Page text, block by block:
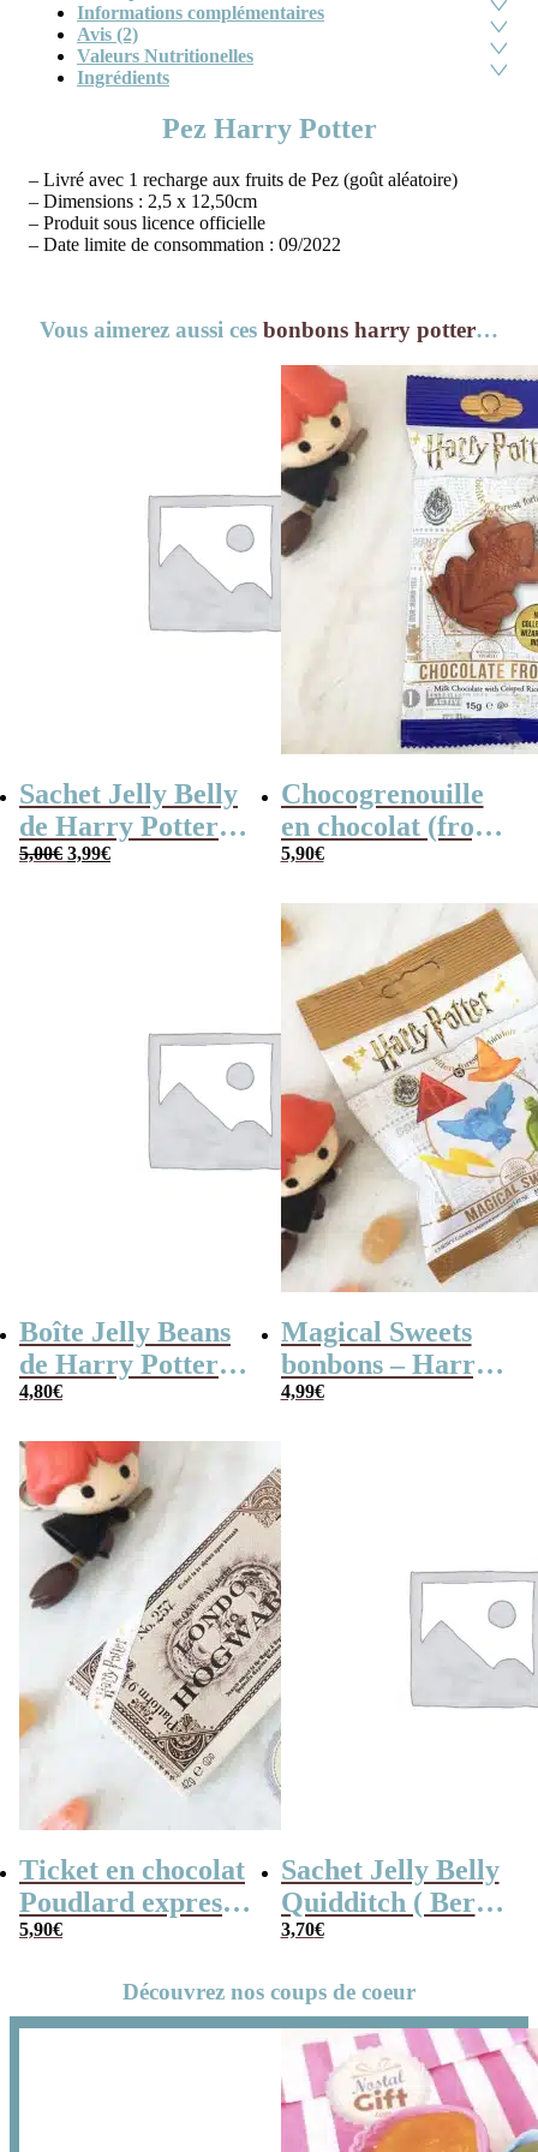
Informations complémentaires
Avis (2)
Valeurs Nutritionelles
Ingrédients
Pez Harry Potter
– Livré avec 1 recharge aux fruits de Pez (goût aléatoire)
– Dimensions : 2,5 x 12,50cm
– Produit sous licence officielle
– Date limite de consommation : 09/2022
Vous aimerez aussi ces bonbons harry potter…
Sachet Jelly Belly
de Harry Potter (
Bertie Bott’s
5,00€ Le
3,99€Le
Chocogrenouille
en chocolat (frog)
Harry Potter
5,90€
Boîte Jelly Beans
de Harry Potter
(Bertie Beans) –
4,80€
Magical Sweets
bonbons – Harry
Potter
4,99€
Ticket en chocolat
Poudlard express
– Harry potter
5,90€
Sachet Jelly Belly
Quidditch ( Bertie
Bott’s Beans ) –
3,70€
Découvrez nos coups de coeur